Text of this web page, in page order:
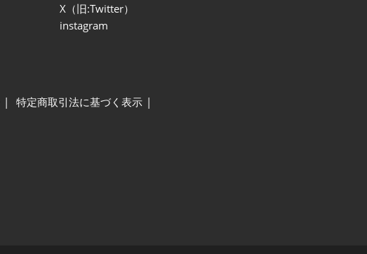
X（旧:Twitter）
instagram
特定商取引法に基づく表示